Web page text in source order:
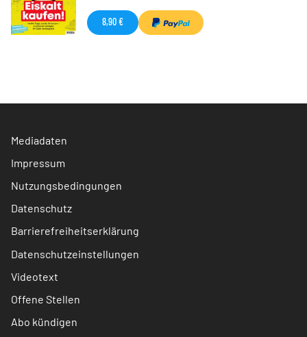
8,90 €
Mediadaten
Impressum
Nutzungsbedingungen
Datenschutz
Barrierefreiheitserklärung
Datenschutzeinstellungen
Videotext
Offene Stellen
Abo kündigen